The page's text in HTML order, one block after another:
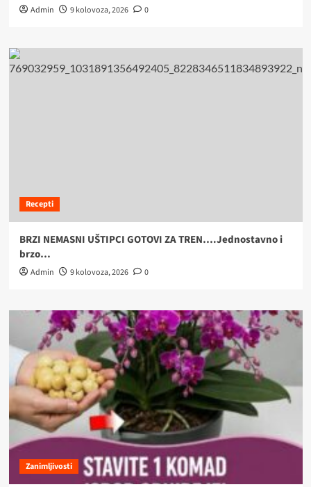
Admin 9 kolovoza, 2026 0
Recepti
BRZI NEMASNI UŠTIPCI GOTOVI ZA TREN….Jednostavno i
brzo…
Admin 9 kolovoza, 2026 0
Zanimljivosti